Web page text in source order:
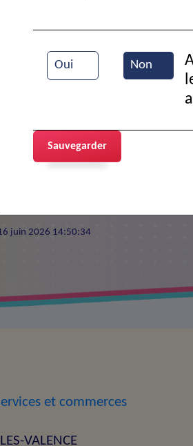
Vue aérienne
Services
juin 2026 14:50:34
et commerces
VALENCE
Oui Non
Sauvegarder